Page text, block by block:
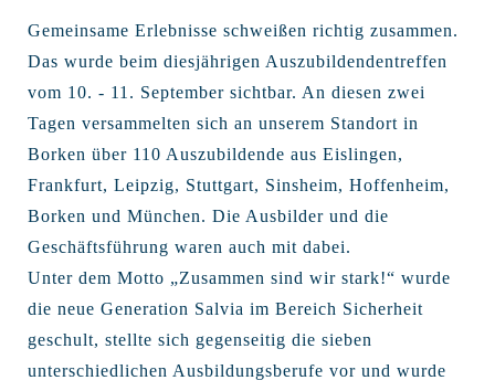
Gemeinsame Erlebnisse schweißen richtig zusammen.
Das wurde beim diesjährigen Auszubildendentreffen
vom 10. - 11. September sichtbar. An diesen zwei
Tagen versammelten sich an unserem Standort in
Borken über 110 Auszubildende aus Eislingen,
Frankfurt, Leipzig, Stuttgart, Sinsheim, Hoffenheim,
Borken und München. Die Ausbilder und die
Geschäftsführung waren auch mit dabei.
Unter dem Motto „Zusammen sind wir stark!“ wurde
die neue Generation Salvia im Bereich Sicherheit
geschult, stellte sich gegenseitig die sieben
unterschiedlichen Ausbildungsberufe vor und wurde